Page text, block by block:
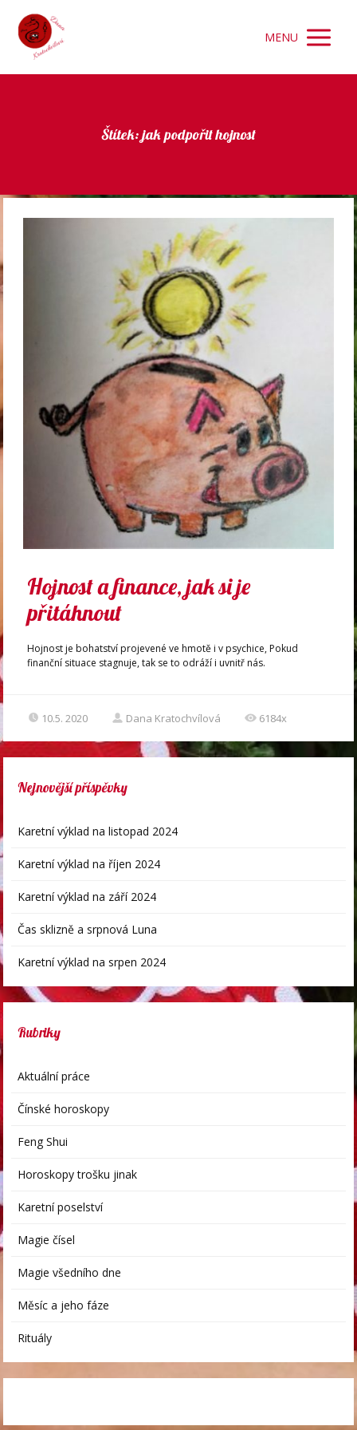
MENU
Štítek: jak podpořit hojnost
Hojnost a finance, jak si je
přitáhnout
Hojnost je bohatství projevené ve hmotě i v psychice, Pokud
finanční situace stagnuje, tak se to odráží i uvnitř nás.
10.5. 2020 Dana Kratochvílová 6184x
Nejnovější příspěvky
Karetní výklad na listopad 2024
Karetní výklad na říjen 2024
Karetní výklad na září 2024
Čas sklizně a srpnová Luna
Karetní výklad na srpen 2024
Rubriky
Aktuální práce
Čínské horoskopy
Feng Shui
Horoskopy trošku jinak
Karetní poselství
Magie čísel
Magie všedního dne
Měsíc a jeho fáze
Rituály